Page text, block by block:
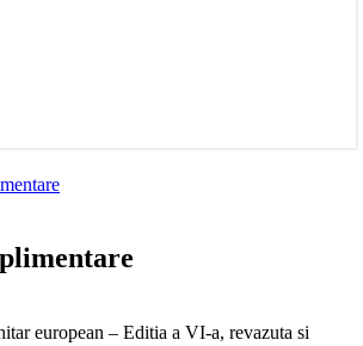
european – Editia a VI-a, revazuta si